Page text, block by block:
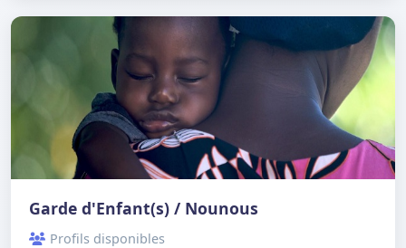
Garde d'Enfant(s) / Nounous
Profils disponibles